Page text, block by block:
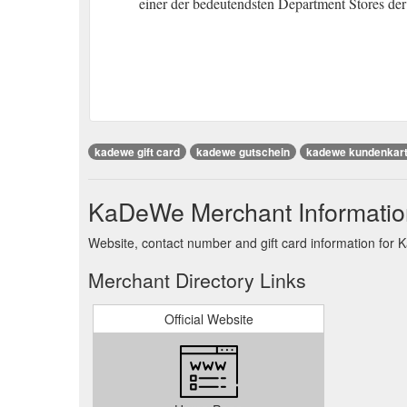
kadewe gift card kadewe gutschein kadewe
KaDeWe Merchant
Website, contact number and gift card information for
Merchant Directory Links
Official Website